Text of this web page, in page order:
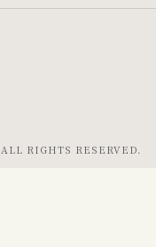
ALL RIGHTS RESERVED.